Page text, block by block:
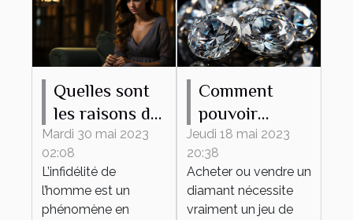
Quelles sont
les raisons de
l’infidélité de
l’homme dans
un couple ?
Mardi 30 mai 2023
02:08
L’infidélité de
l’homme est un
phénomène en
Comment
pouvoir
estimer le prix
d’un diamant
?
Jeudi 18 mai 2023
20:38
Acheter ou vendre un
diamant nécessite
vraiment un jeu de